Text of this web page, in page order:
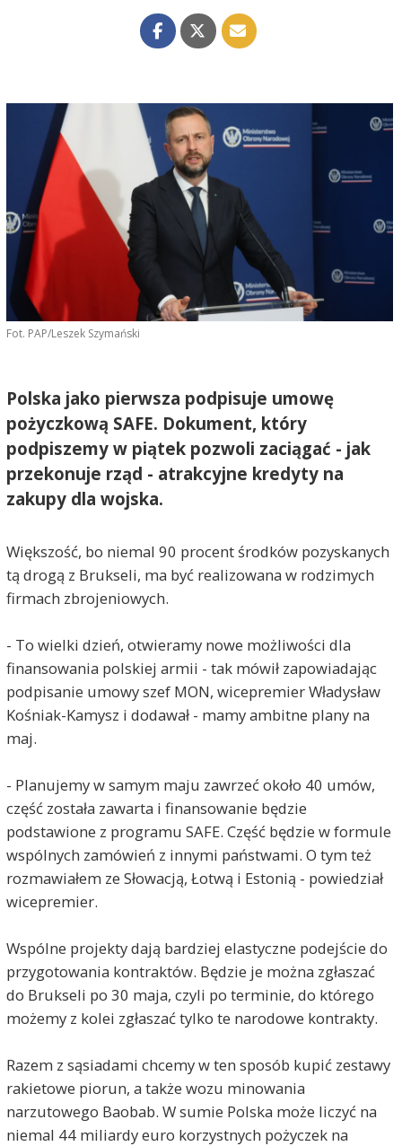
Fot. PAP/Leszek Szymański
Polska jako pierwsza podpisuje umowę
pożyczkową SAFE. Dokument, który
podpiszemy w piątek pozwoli zaciągać - jak
przekonuje rząd - atrakcyjne kredyty na
zakupy dla wojska.
Większość, bo niemal 90 procent środków pozyskanych
tą drogą z Brukseli, ma być realizowana w rodzimych
firmach zbrojeniowych.
- To wielki dzień, otwieramy nowe możliwości dla
finansowania polskiej armii - tak mówił zapowiadając
podpisanie umowy szef MON, wicepremier Władysław
Kośniak-Kamysz i dodawał - mamy ambitne plany na
maj.
- Planujemy w samym maju zawrzeć około 40 umów,
część została zawarta i finansowanie będzie
podstawione z programu SAFE. Część będzie w formule
wspólnych zamówień z innymi państwami. O tym też
rozmawiałem ze Słowacją, Łotwą i Estonią - powiedział
wicepremier.
Wspólne projekty dają bardziej elastyczne podejście do
przygotowania kontraktów. Będzie je można zgłaszać
do Brukseli po 30 maja, czyli po terminie, do którego
możemy z kolei zgłaszać tylko te narodowe kontrakty.
Razem z sąsiadami chcemy w ten sposób kupić zestawy
rakietowe piorun, a także wozu minowania
narzutowego Baobab. W sumie Polska może liczyć na
niemal 44 miliardy euro korzystnych pożyczek na